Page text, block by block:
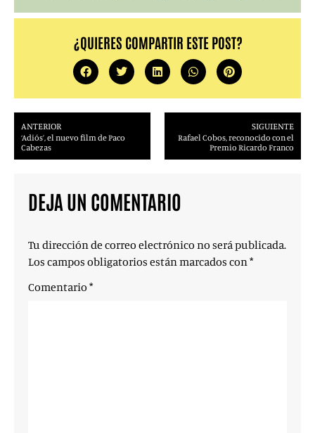
¿QUIERES COMPARTIR ESTE POST?
ANTERIOR
‘Adiós’, el nuevo film de Paco
Cabezas
SIGUIENTE
Rafael Cobos, reconocido con el
Premio Ricardo Franco
DEJA UN COMENTARIO
Tu dirección de correo electrónico no será publicada.
Los campos obligatorios están marcados con*
Comentario *